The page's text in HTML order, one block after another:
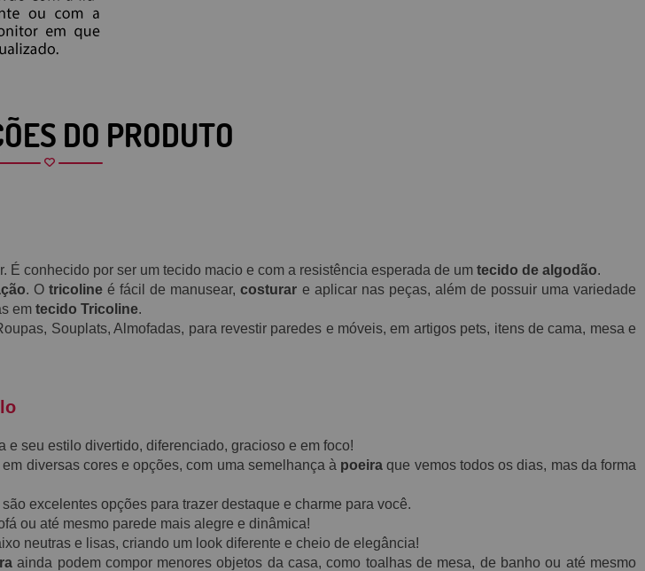
DO PRODUTO
É conhecido por ser um tecido macio e com a resistência esperada de um tecido de algodão.
. Otricoline é fácil de manusear,costurar e aplicar nas peças, além de possuir uma variedade
em tecido Tricoline.
Souplats, Almofadas, para revestir paredes e móveis, em artigos pets, itens de cama, mesa e
seu estilo divertido, diferenciado, gracioso e em foco!
em diversas cores e opções, com uma semelhança à poeira que vemos todos os dias, mas da forma
são excelentes opções para trazer destaque e charme para você.
ou até mesmo parede mais alegre e dinâmica!
neutras e lisas, criando um look diferente e cheio de elegância!
ainda podem compor menores objetos da casa, como toalhas de mesa, de banho ou até mesmo